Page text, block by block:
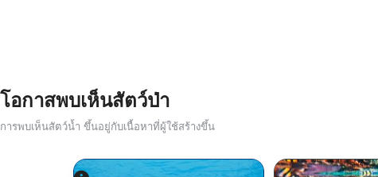
โอกาสพบเห็นสัตว์ป่า
การพบเห็นสัตว์น้ำ ขึ้นอยู่กับเนื้อหาที่ผู้ใช้สร้างขึ้น